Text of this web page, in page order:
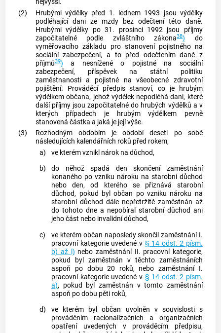
nejvyšší.
(2)
Hrubými výdělky před 1. lednem 1993 jsou výdělky
podléhající dani ze mzdy bez odečtení této daně.
Hrubými výdělky po 31. prosinci 1992 jsou příjmy
započitatelné podle zvláštního zákona38) do
vyměřovacího základu pro stanovení pojistného na
sociální zabezpečení, a to před odečtením daně z
příjmů39) a nesnížené o pojistné na sociální
zabezpečení, příspěvek na státní politiku
zaměstnanosti a pojistné na všeobecné zdravotní
pojištění. Prováděcí předpis stanoví, co je hrubým
výdělkem občana, jehož výdělek nepodléhá dani, které
další příjmy jsou započitatelné do hrubých výdělků a v
kterých případech je hrubým výdělkem pevně
stanovená částka a jaká je její výše.
(3)
Rozhodným obdobím je období deseti po sobě
následujících kalendářních roků před rokem,
a)
ve kterém vznikl nárok na důchod,
b)
do něhož spadá den skončení zaměstnání
konaného po vzniku nároku na starobní důchod
nebo den, od kterého se přiznává starobní
důchod, pokud byl občan po vzniku nároku na
starobní důchod dále nepřetržitě zaměstnán až
do tohoto dne a nepobíral starobní důchod ani
jeho část nebo invalidní důchod,
c)
ve kterém občan naposledy skončil zaměstnání I.
pracovní kategorie uvedené v § 14 odst. 2 písm.
b) až l) nebo zaměstnání II. pracovní kategorie,
pokud byl zaměstnán v těchto zaměstnáních
aspoň po dobu 20 roků, nebo zaměstnání I.
pracovní kategorie uvedené v § 14 odst. 2 písm.
a), pokud byl zaměstnán v tomto zaměstnání
aspoň po dobu pěti roků,
d)
ve kterém byl občan uvolněn v souvislosti s
prováděním racionalizačních a organizačních
opatření uvedených v prováděcím předpisu,